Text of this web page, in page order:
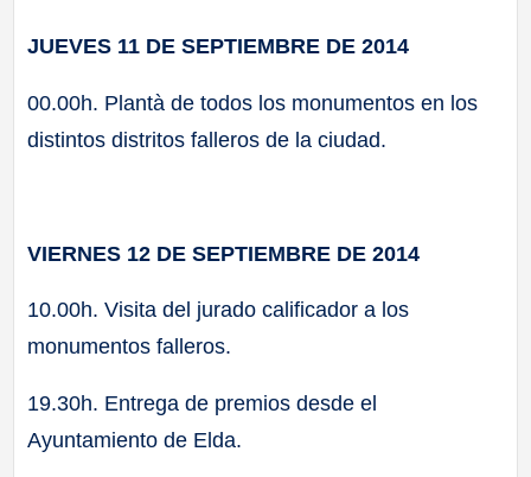
JUEVES 11 DE SEPTIEMBRE DE 2014
00.00h. Plantà de todos los monumentos en los
distintos distritos falleros de la ciudad.
VIERNES 12 DE SEPTIEMBRE DE 2014
10.00h. Visita del jurado calificador a los
monumentos falleros.
19.30h. Entrega de premios desde el
Ayuntamiento de Elda.